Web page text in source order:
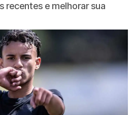
recentes e melhorar sua